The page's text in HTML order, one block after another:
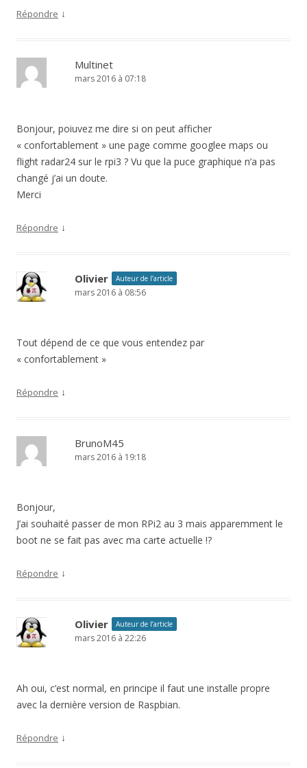
Répondre ↓
Multinet
mars 2016 à 07:18
Bonjour, poiuvez me dire si on peut afficher
« confortablement » une page comme googlee maps ou
flight radar24 sur le rpi3 ? Vu que la puce graphique n’a pas
changé j’ai un doute.
Merci
Répondre ↓
Olivier Auteur de l’article
mars 2016 à 08:56
Tout dépend de ce que vous entendez par
« confortablement »
Répondre ↓
BrunoM45
mars 2016 à 19:18
Bonjour,
J’ai souhaité passer de mon RPi2 au 3 mais apparemment le
boot ne se fait pas avec ma carte actuelle !?
Répondre ↓
Olivier Auteur de l’article
mars 2016 à 22:26
Ah oui, c’est normal, en principe il faut une installe propre
avec la dernière version de Raspbian.
Répondre ↓